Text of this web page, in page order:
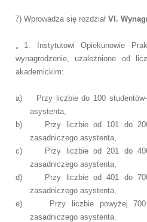
7) Wprowadza się rozdziałVI.
„ 1. Instytutowi Opiekunowie
wynagrodzenie, uzależnione od
akademickim:
a)
Przy liczbie do 100
asystenta,
b)
Przy liczbie od 101 do
zasadniczego asystenta,
c)
Przy liczbie od 201 do
zasadniczego asystenta,
d)
Przy liczbie od 401 do
zasadniczego asystenta,
e)
Przy liczbie powyżej
zasadniczego asystenta.